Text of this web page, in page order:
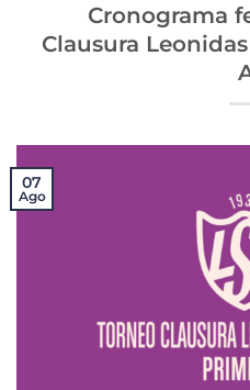
Cronograma
Clausura
07
Ago